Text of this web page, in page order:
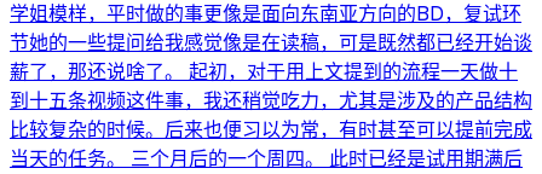
学姐模样，平时做的事更像是面向东南亚方向的BD，复试环
节她的一些提问给我感觉像是在读稿，可是既然都已经开始谈
薪了，那还说啥了。 起初，对于用上文提到的流程一天做十
到十五条视频这件事，我还稍觉吃力，尤其是涉及的产品结构
比较复杂的时候。后来也便习以为常，有时甚至可以提前完成
当天的任务。 三个月后的一个周四。 此时已经是试用期满后